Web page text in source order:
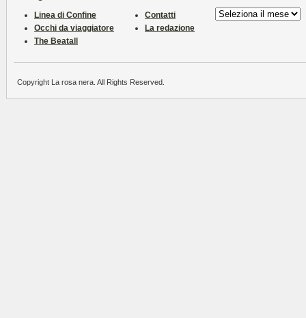
Linea di Confine
Occhi da viaggiatore
The Beatall
Contatti
La redazione
Archivio
Copyright La rosa nera. All Rights Reserved.